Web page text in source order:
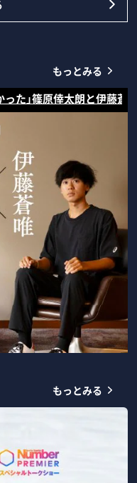
もっとみる
った」篠原倖太朗と伊藤
もっとみる